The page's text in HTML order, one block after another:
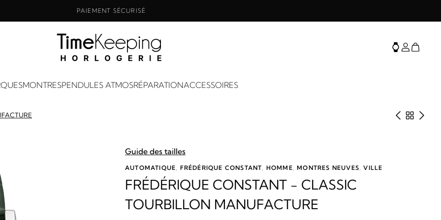
PAIEMENT SÉCURISÉ
MONTRESPENDULES ATMOSRÉPARATIONACCESSOIRES
Produit
Guide des tailles
AUTOMATIQUE FRÉDÉRIQUE CONSTANT HOMME ,MONTRES NEUVES ,VILLE
FRÉDÉRIQUE CONSTANT - CLASSIC
TOURBILLON MANUFACTURE